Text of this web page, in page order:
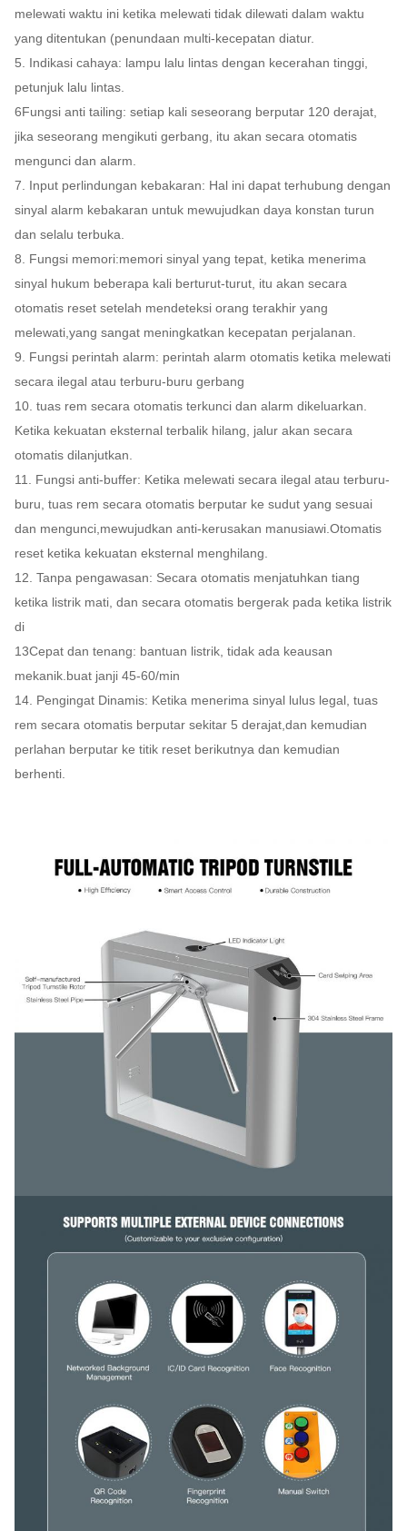
kerja
Lokasi yang
berlaku
Bangunan kantor, tempat-tempat
banyak lagi
melewati waktu ini ketika melewati tidak dilewati dalam waktu
yang ditentukan (penundaan multi-kecepatan diatur.
5. Indikasi cahaya: lampu lalu lintas dengan kecerahan tinggi,
petunjuk lalu lintas.
6Fungsi anti tailing: setiap kali seseorang berputar 120 derajat,
jika seseorang mengikuti gerbang, itu akan secara otomatis
mengunci dan alarm.
7. Input perlindungan kebakaran: Hal ini dapat terhubung dengan
sinyal alarm kebakaran untuk mewujudkan daya konstan turun
dan selalu terbuka.
8. Fungsi memori:memori sinyal yang tepat, ketika menerima
sinyal hukum beberapa kali berturut-turut, itu akan secara
otomatis reset setelah mendeteksi orang terakhir yang
melewati,yang sangat meningkatkan kecepatan perjalanan.
9. Fungsi perintah alarm: perintah alarm otomatis ketika melewati
secara ilegal atau terburu-buru gerbang
10. tuas rem secara otomatis terkunci dan alarm dikeluarkan.
Ketika kekuatan eksternal terbalik hilang, jalur akan secara
otomatis dilanjutkan.
11. Fungsi anti-buffer: Ketika melewati secara ilegal atau terburu-
buru, tuas rem secara otomatis berputar ke sudut yang sesuai
dan mengunci,mewujudkan anti-kerusakan manusiawi.Otomatis
reset ketika kekuatan eksternal menghilang.
12. Tanpa pengawasan: Secara otomatis menjatuhkan tiang
ketika listrik mati, dan secara otomatis bergerak pada ketika listrik
di
13Cepat dan tenang: bantuan listrik, tidak ada keausan
mekanik.buat janji 45-60/min
14. Pengingat Dinamis: Ketika menerima sinyal lulus legal, tuas
rem secara otomatis berputar sekitar 5 derajat,dan kemudian
perlahan berputar ke titik reset berikutnya dan kemudian
berhenti.